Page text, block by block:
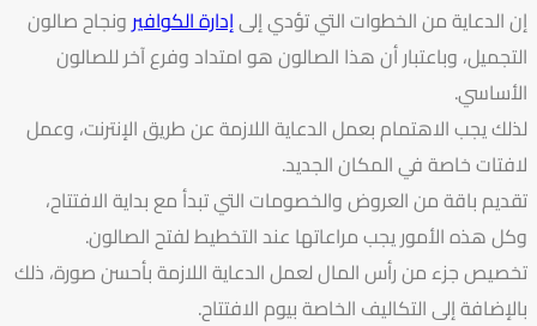
إن الدعاية من الخطوات التي تؤدي إلىإدارة الكوافير ونجاح صالون
التجميل، وباعتبار أن هذا الصالون هو امتداد وفرع آخر للصالون
الأساسي.
لذلك يجب الاهتمام بعمل الدعاية اللازمة عن طريق الإنترنت، وعمل
لافتات خاصة في المكان الجديد.
تقديم باقة من العروض والخصومات التي تبدأ مع بداية الافتتاح،
وكل هذه الأمور يجب مراعاتها عند التخطيط لفتح الصالون.
تخصيص جزء من رأس المال لعمل الدعاية اللازمة بأحسن صورة، ذلك
بالإضافة إلى التكاليف الخاصة بيوم الافتتاح.